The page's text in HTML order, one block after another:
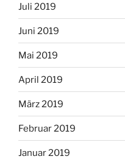
Juli 2019
Juni 2019
Mai 2019
April 2019
März 2019
Februar 2019
Januar 2019